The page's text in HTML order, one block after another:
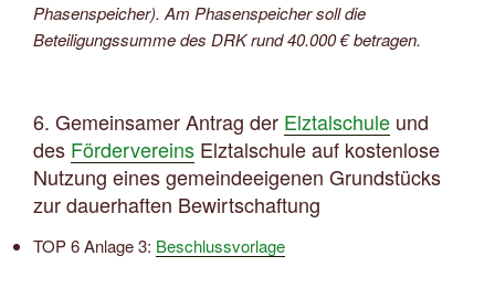
Phasenspeicher). Am Phasenspeicher soll die
Beteiligungssumme des DRK rund 40.000 € betragen.
6. Gemeinsamer Antrag der Elztalschule und
des Fördervereins Elztalschule auf kostenlose
Nutzung eines gemeindeeigenen Grundstücks
zur dauerhaften Bewirtschaftung
TOP 6 Anlage 3: Beschlussvorlage